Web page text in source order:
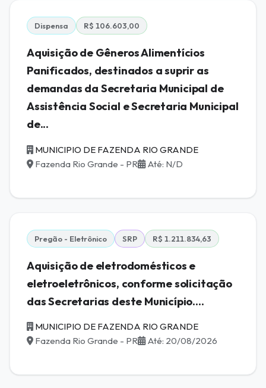
Dispensa R$ 106.603,00
Aquisição de Gêneros Alimentícios
Panificados, destinados a suprir as
demandas da Secretaria Municipal de
Assistência Social e Secretaria Municipal
de...
MUNICIPIO DE FAZENDA RIO GRANDE
Fazenda Rio Grande - PR
Até: N/D
Pregão - Eletrônico SRP R$ 1.211.834,63
Aquisição de eletrodomésticos e
eletroeletrônicos, conforme solicitação
das Secretarias deste Município....
MUNICIPIO DE FAZENDA RIO GRANDE
Fazenda Rio Grande - PR
Até: 20/08/2026